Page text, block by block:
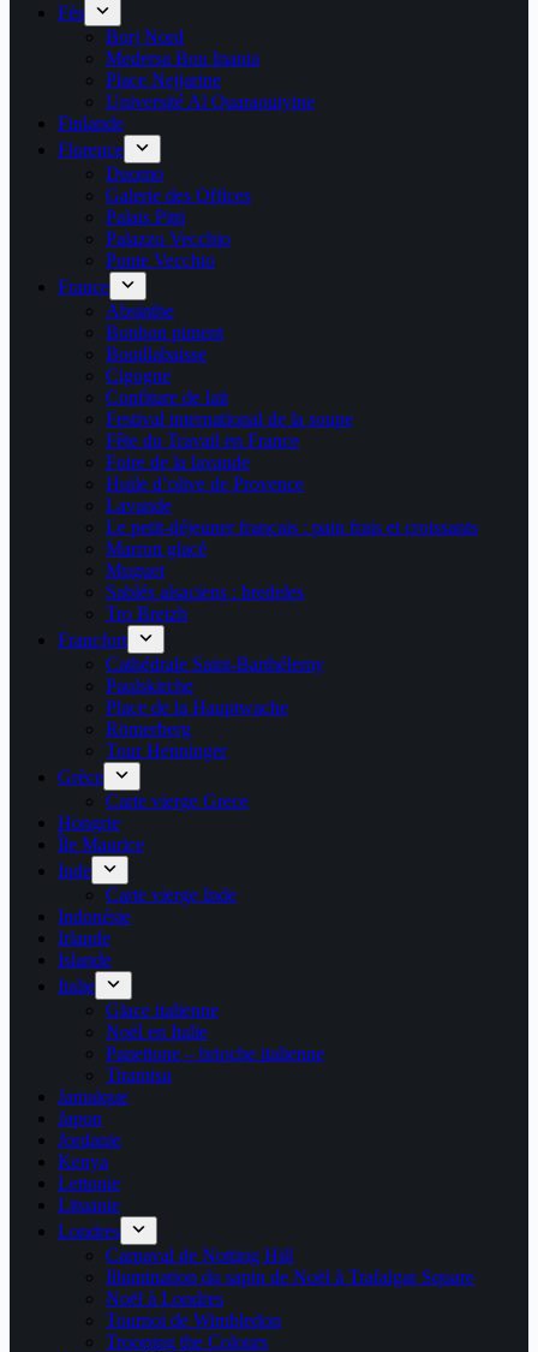
Fès
Borj Nord
Medersa Bou Inania
Place Nejjarine
Université Al Quaraouiyine
Finlande
Florence
Duomo
Galerie des Offices
Palais Pitti
Palazzo Vecchio
Ponte Vecchio
France
Absinthe
Bonbon piment
Bouillabaisse
Cigogne
Confiture de lait
Festival international de la soupe
Fête du Travail en France
Foire de la lavande
Huile d’olive de Provence
Lavande
Le petit-déjeuner français : pain frais et croissants
Marron glacé
Muguet
Sablés alsaciens : bredeles
Tro Breizh
Francfort
Cathédrale Saint-Barthélemy
Paulskirche
Place de la Hauptwache
Römerberg
Tour Henninger
Grèce
Carte vierge Grece
Hongrie
Île Maurice
Inde
Carte vierge Inde
Indonésie
Irlande
Islande
Italie
Glace italienne
Noël en Italie
Panettone – brioche italienne
Tiramisu
Jamaïque
Japon
Jordanie
Kenya
Lettonie
Lituanie
Londres
Carnaval de Notting Hill
Illumination du sapin de Noël à Trafalgar Square
Noël à Londres
Tournoi de Wimbledon
Trooping the Colours